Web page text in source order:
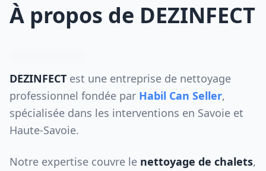
À propos de DEZINFECT
DEZINFECT est une entreprise de nettoyage
professionnel fondée par Habil Can Seller,
spécialisée dans les interventions en Savoie et
Haute-Savoie.
Notre expertise couvre le nettoyage de chalets,